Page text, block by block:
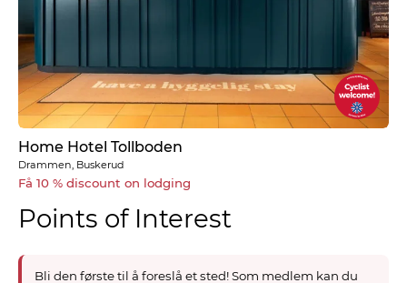
Home Hotel Tollboden
Drammen, Buskerud
Få 10 % discount on lodging
Points of Interest
Bli den første til å foreslå et sted! Som medlem kan du